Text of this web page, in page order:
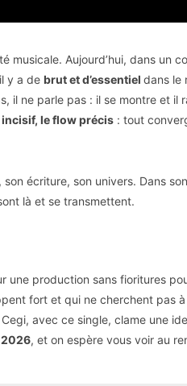
musicale. Aujourd’hui, dans un
y a de brut et d’essentiel dans le
il ne parle pas : il se montre et il
le flow précis : tout
écriture, son univers. Dans
là et se transmettent.
une production sans fioritures
fort et qui ne cherchent pas
avec ce single, clame une
2026, et on espère vous voir au